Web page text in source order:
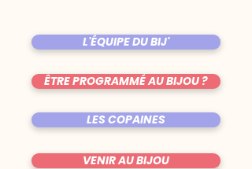
L'ÉQUIPE DU BIJ'
ÊTRE PROGRAMMÉ AU BIJOU ?
LES COPAINES
VENIR AU BIJOU